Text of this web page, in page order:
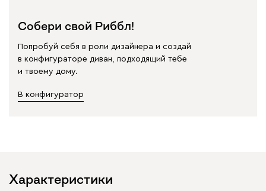
Собери свой Риббл!
Попробуй себя в роли дизайнера и создай
в конфигураторе диван, подходящий тебе
и твоему дому.
В конфигуратор
Характеристики